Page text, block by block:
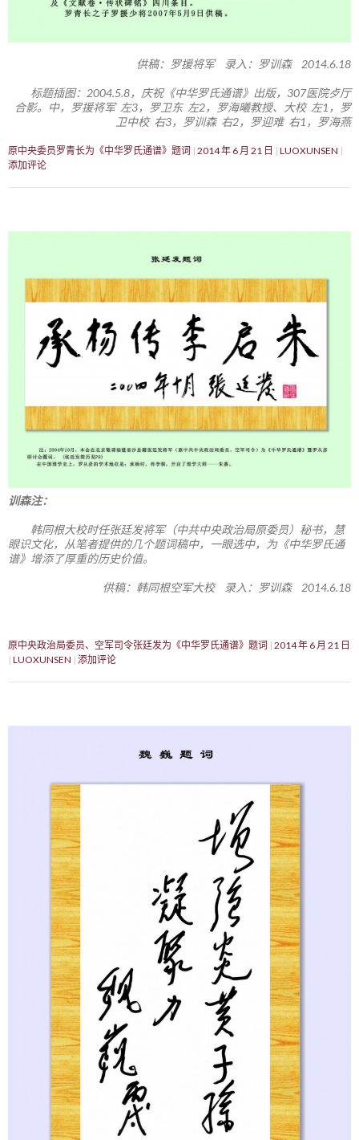
供稿：罗援将军 录入：罗训森 2014.6.18
标题插图：2004.5.8，庆祝《中华罗氏通谱》出版，307医院歺厅
合影。中，罗援将军 左3，罗卫东 左2，罗海曦教授、大校 左1，罗
卫中校 右3，罗训森 右2，罗迎难 右1，罗海燕
原中央委员罗青长为《中华罗氏通谱》题词 2014 年 6 月 21 日
LUOXUNSEN
添加评论
训森注：
韩同根大校时任张廷发将军（中共中央政治局原委员）秘书，慧
眼识文化，从笔者提供的几个题词稿中，一眼选中，为《中华罗氏通
谱》增添了厚重的历史价值。
供稿：韩同根空军大校 录入：罗训森 2014.6.18
原中央政治局委员、空军司令张廷发为《中华罗氏通谱》题词 2014 年 6 月 21 日
LUOXUNSEN 添加评论